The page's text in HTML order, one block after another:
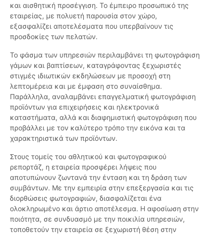
και αισθητική προσέγγιση. Το έμπειρο προσωπικό της
εταιρείας, με πολυετή παρουσία στον χώρο,
εξασφαλίζει αποτελέσματα που υπερβαίνουν τις
προσδοκίες των πελατών.
Το φάσμα των υπηρεσιών περιλαμβάνει τη φωτογράφιση
γάμων και βαπτίσεων, καταγράφοντας ξεχωριστές
στιγμές ιδιωτικών εκδηλώσεων με προσοχή στη
λεπτομέρεια και με έμφαση στο συναίσθημα.
Παράλληλα, αναλαμβάνει επαγγελματική φωτογράφιση
προϊόντων για επιχειρήσεις και ηλεκτρονικά
καταστήματα, αλλά και διαφημιστική φωτογράφιση που
προβάλλει με τον καλύτερο τρόπο την εικόνα και τα
χαρακτηριστικά των προϊόντων.
Στους τομείς του αθλητικού και φωτογραφικού
ρεπορτάζ, η εταιρεία προσφέρει λήψεις που
αποτυπώνουν ζωντανά την ένταση και τη δράση των
συμβάντων. Με την εμπειρία στην επεξεργασία και τις
διορθώσεις φωτογραφιών, διασφαλίζεται ένα
ολοκληρωμένο και άρτιο αποτέλεσμα. Η αφοσίωση στην
ποιότητα, σε συνδυασμό με την ποικιλία υπηρεσιών,
τοποθετούν την εταιρεία σε ξεχωριστή θέση στην